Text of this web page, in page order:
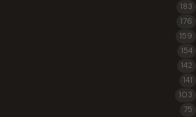
183
176
159
154
142
141
103
75